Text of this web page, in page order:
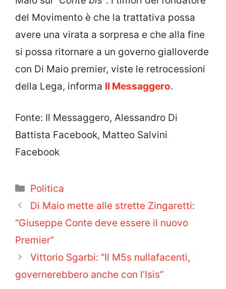
del Movimento è che la trattativa possa
avere una virata a sorpresa e che alla fine
si possa ritornare a un governo gialloverde
con Di Maio premier, viste le retrocessioni
della Lega, informa Il Messaggero.
Fonte: Il Messaggero, Alessandro Di
Battista Facebook, Matteo Salvini
Facebook
Categorie
Politica
Di Maio mette alle strette Zingaretti:
“Giuseppe Conte deve essere il nuovo
Premier”
Vittorio Sgarbi: “Il M5s nullafacenti,
governerebbero anche con l’Isis”